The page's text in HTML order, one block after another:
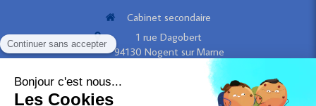
Cabinet secondaire
1 rue Dagobert
94130 Nogent sur Marne
Contacter le Cabinet BGSL